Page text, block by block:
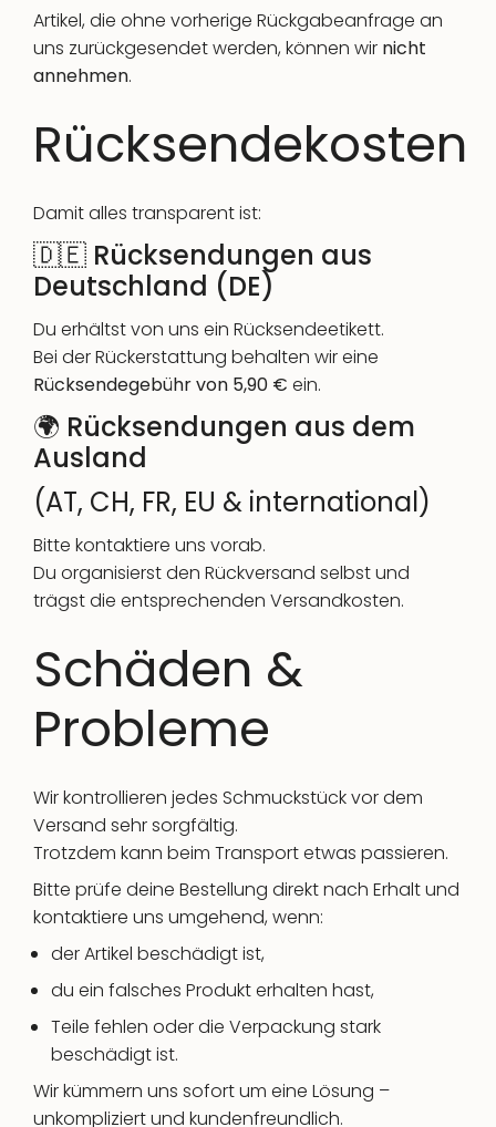
Artikel, die ohne vorherige Rückgabeanfrage an
uns zurückgesendet werden, können wir nicht
annehmen.
Rücksendekosten
Damit alles transparent ist:
🇩🇪 Rücksendungen aus
Deutschland (DE)
Du erhältst von uns ein Rücksendeetikett.
Bei der Rückerstattung behalten wir eine
Rücksendegebühr von 5,90 € ein.
🌍 Rücksendungen aus dem
Ausland
(AT, CH, FR, EU & international)
Bitte kontaktiere uns vorab.
Du organisierst den Rückversand selbst und
trägst die entsprechenden Versandkosten.
Schäden &
Probleme
Wir kontrollieren jedes Schmuckstück vor dem
Versand sehr sorgfältig.
Trotzdem kann beim Transport etwas passieren.
Bitte prüfe deine Bestellung direkt nach Erhalt und
kontaktiere uns umgehend, wenn:
der Artikel beschädigt ist,
du ein falsches Produkt erhalten hast,
Teile fehlen oder die Verpackung stark
beschädigt ist.
Wir kümmern uns sofort um eine Lösung –
unkompliziert und kundenfreundlich.